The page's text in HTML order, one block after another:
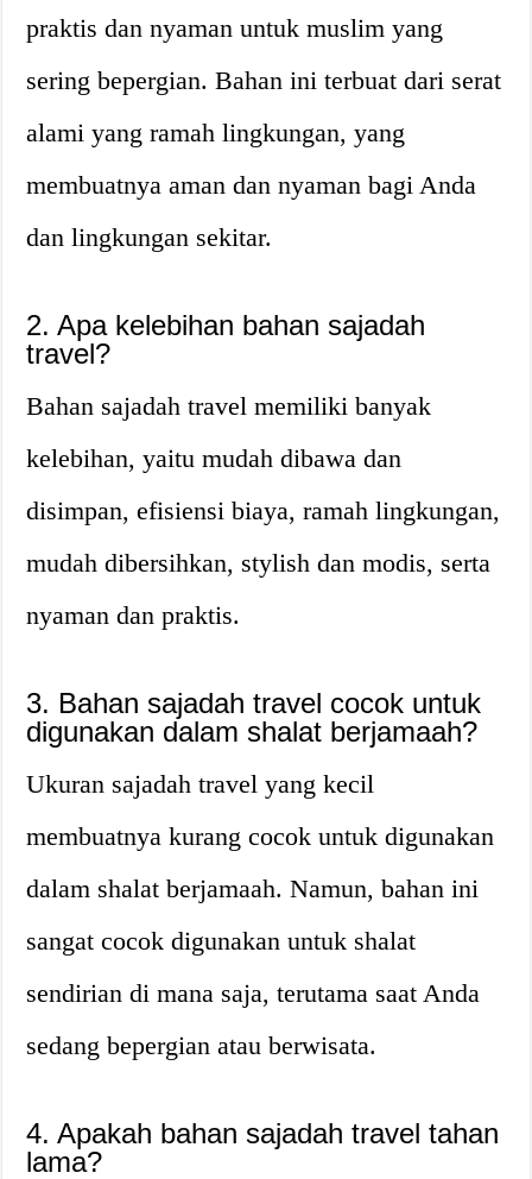
praktis dan nyaman untuk muslim yang
sering bepergian. Bahan ini terbuat dari serat
alami yang ramah lingkungan, yang
membuatnya aman dan nyaman bagi Anda
dan lingkungan sekitar.
2. Apa kelebihan bahan sajadah
travel?
Bahan sajadah travel memiliki banyak
kelebihan, yaitu mudah dibawa dan
disimpan, efisiensi biaya, ramah lingkungan,
mudah dibersihkan, stylish dan modis, serta
nyaman dan praktis.
3. Bahan sajadah travel cocok untuk
digunakan dalam shalat berjamaah?
Ukuran sajadah travel yang kecil
membuatnya kurang cocok untuk digunakan
dalam shalat berjamaah. Namun, bahan ini
sangat cocok digunakan untuk shalat
sendirian di mana saja, terutama saat Anda
sedang bepergian atau berwisata.
4. Apakah bahan sajadah travel tahan
lama?